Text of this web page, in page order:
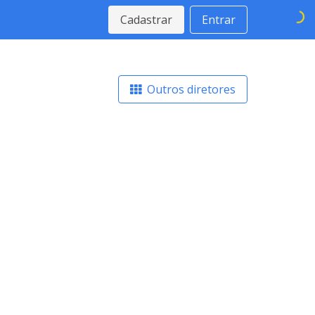
Cadastrar Entrar
Outros diretores